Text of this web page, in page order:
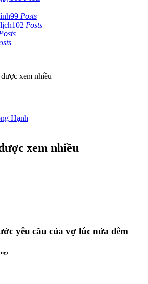
99 Posts
102 Posts
Hạnh
xem nhiều
yêu cầu của vợ lúc nửa đêm